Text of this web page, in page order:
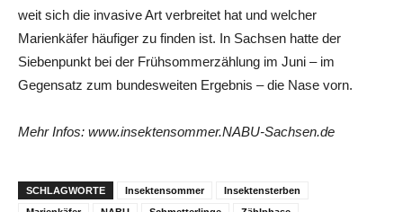
weit sich die invasive Art verbreitet hat und welcher
Marienkäfer häufiger zu finden ist. In Sachsen hatte der
Siebenpunkt bei der Frühsommerzählung im Juni – im
Gegensatz zum bundesweiten Ergebnis – die Nase vorn.
Mehr Infos: www.insektensommer.NABU-Sachsen.de
SCHLAGWORTE Insektensommer
Insektensterben